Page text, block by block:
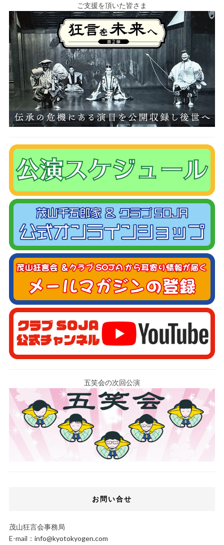
ご支援を頂いた皆さま
五笑会の次回公演
お問い合せ
茂山狂言会事務局
E-mail： info@kyotokyogen.com